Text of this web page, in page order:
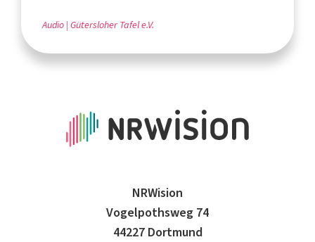
Audio Gütersloher Tafel e.V.
NRWision
Vogelpothsweg 74
44227 Dortmund